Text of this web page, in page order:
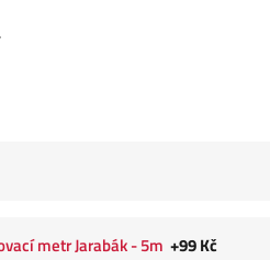
metr Jarabák - 5m +99 Kč